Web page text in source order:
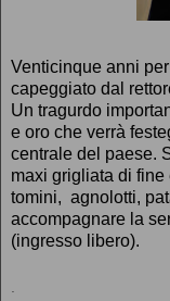
Venticinque anni
capeggiato dal
Un tragurdo
e oro che verrà
centrale del paese.
maxi grigliata di fine
tomini, agnolotti,
accompagnare la
(ingresso libero).
.